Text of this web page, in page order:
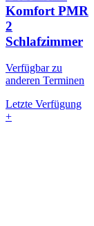
Komfort PMR
2
Schlafzimmer
Verfügbar zu
anderen Terminen
Letzte Verfügung
+